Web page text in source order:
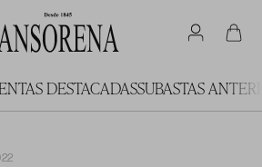
DESTACADASSUBASTAS